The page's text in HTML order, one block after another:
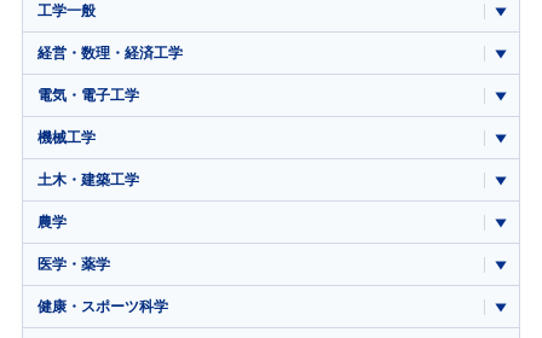
工学一般
経営・数理・経済工学
電気・電子工学
機械工学
土木・建築工学
農学
医学・薬学
健康・スポーツ科学